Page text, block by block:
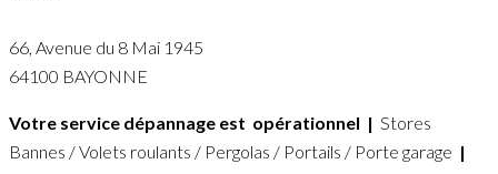
66, Avenue du 8 Mai 1945
64100 BAYONNE
Votre service dépannage est opérationnel | Stores
Bannes / Volets roulants / Pergolas / Portails / Porte garage |